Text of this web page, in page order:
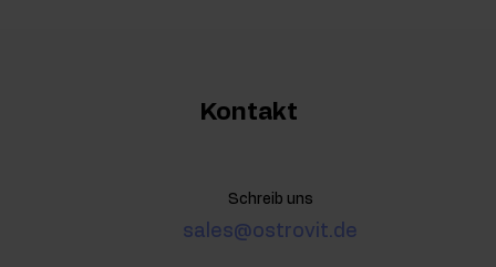
Kontakt
Schreib uns
sales@ostrovit.de